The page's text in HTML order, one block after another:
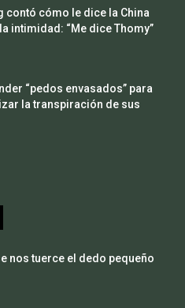
contó cómo le dice la China
intimidad: “Me dice Thomy”
“pedos envasados” para
la transpiración de sus
nos tuerce el dedo pequeño